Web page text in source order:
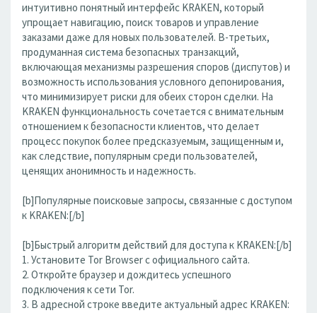
интуитивно понятный интерфейс KRAKEN, который
упрощает навигацию, поиск товаров и управление
заказами даже для новых пользователей. В-третьих,
продуманная система безопасных транзакций,
включающая механизмы разрешения споров (диспутов) и
возможность использования условного депонирования,
что минимизирует риски для обеих сторон сделки. На
KRAKEN функциональность сочетается с внимательным
отношением к безопасности клиентов, что делает
процесс покупок более предсказуемым, защищенным и,
как следствие, популярным среди пользователей,
ценящих анонимность и надежность.
[b]Популярные поисковые запросы, связанные с доступом
к KRAKEN:[/b]
[b]Быстрый алгоритм действий для доступа к KRAKEN:[/b]
1. Установите Tor Browser с официального сайта.
2. Откройте браузер и дождитесь успешного
подключения к сети Tor.
3. В адресной строке введите актуальный адрес KRAKEN: